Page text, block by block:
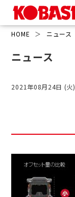
HOME ＞ ニュース
ニュース
2021年08月24日 (火)